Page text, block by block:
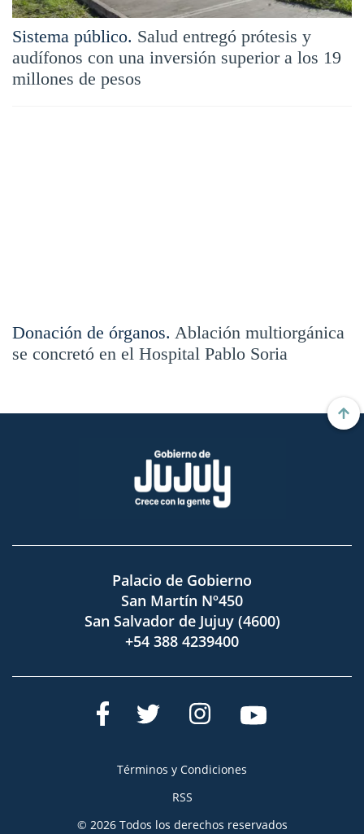
Sistema público. Salud entregó prótesis y
audífonos con una inversión superior a los 19
millones de pesos
Donación de órganos. Ablación multiorgánica
se concretó en el Hospital Pablo Soria
Palacio de Gobierno
San Martín Nº450
San Salvador de Jujuy (4600)
+54 388 4239400
Términos y Condiciones
RSS
© 2026 Todos los derechos reservados